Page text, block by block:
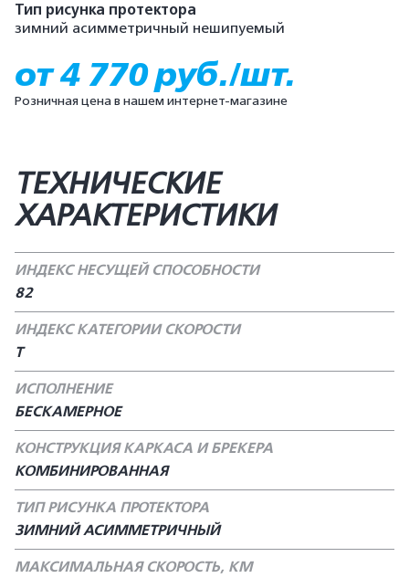
Тип рисунка протектора
зимний асимметричный нешипуемый
от 4 770 руб./шт.
Розничная цена в нашем интернет-магазине
ТЕХНИЧЕСКИЕ
ХАРАКТЕРИСТИКИ
ИНДЕКС НЕСУЩЕЙ СПОСОБНОСТИ
82
ИНДЕКС КАТЕГОРИИ СКОРОСТИ
T
ИСПОЛНЕНИЕ
БЕСКАМЕРНОЕ
КОНСТРУКЦИЯ КАРКАСА И БРЕКЕРА
КОМБИНИРОВАННАЯ
ТИП РИСУНКА ПРОТЕКТОРА
ЗИМНИЙ АСИММЕТРИЧНЫЙ
МАКСИМАЛЬНАЯ СКОРОСТЬ, КМ